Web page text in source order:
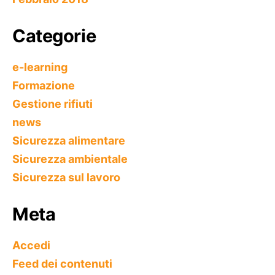
Categorie
e-learning
Formazione
Gestione rifiuti
news
Sicurezza alimentare
Sicurezza ambientale
Sicurezza sul lavoro
Meta
Accedi
Feed dei contenuti